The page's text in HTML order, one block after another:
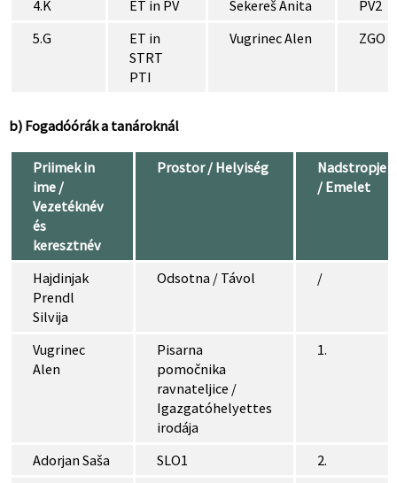
4.K ET in PV Sekereš Anita
PV2
5.G
ET in
STRT
PTI
Vugrinec Alen ZGO
b) Fogadóórák a tanároknál
Priimek in
ime /
Vezetéknév
és
keresztnév
Prostor / Helyiség
Nadstropje
/ Emelet
Hajdinjak
Prendl
Silvija
Odsotna / Távol /
Vugrinec
Alen
Pisarna
pomočnika
ravnateljice /
Igazgatóhelyettes
irodája
1.
Adorjan Saša SLO1
2.